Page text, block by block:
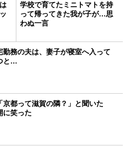
学校で育てたミニトマトを持
って帰ってきた我が子が…思
わぬ一言
勤務の夫は、妻子が寝室へ入って
と…
京都って滋賀の隣？」と聞いた
に笑った